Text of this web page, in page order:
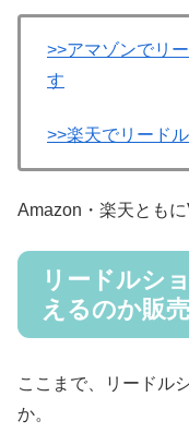
>>アマゾンでリ
す
>>楽天でリード
Amazon・楽天とも
リードルシ
えるのか販
ここまで、リードル
か。